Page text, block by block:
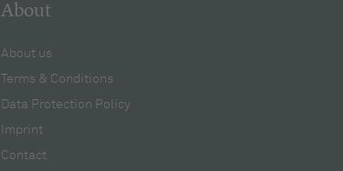
About
About us
Terms & Conditions
Data Protection Policy
Imprint
Contact